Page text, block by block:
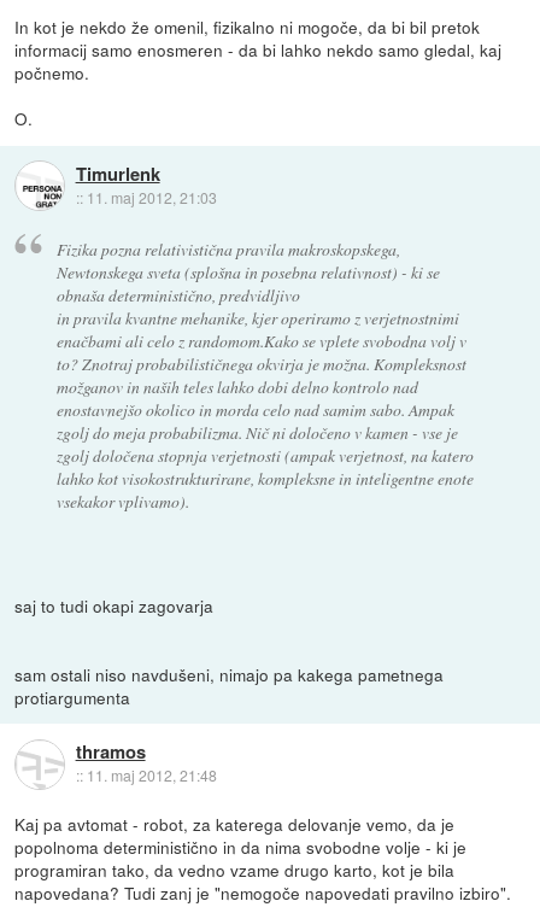
In kot je nekdo že omenil, fizikalno ni mogoče, da bi bil pretok
informacij samo enosmeren - da bi lahko nekdo samo gledal, kaj
počnemo.
O.
Timurlenk
:: 11. maj 2012, 21:03
Fizika pozna relativistična pravila makroskopskega,
Newtonskega sveta (splošna in posebna relativnost) - ki se
obnaša deterministično, predvidljivo
in pravila kvantne mehanike, kjer operiramo z verjetnostnimi
enačbami ali celo z randomom.Kako se vplete svobodna volj v
to? Znotraj probabilističnega okvirja je možna. Kompleksnost
možganov in naših teles lahko dobi delno kontrolo nad
enostavnejšo okolico in morda celo nad samim sabo. Ampak
zgolj do meja probabilizma. Nič ni določeno v kamen - vse je
zgolj določena stopnja verjetnosti (ampak verjetnost, na katero
lahko kot visokostrukturirane, kompleksne in inteligentne enote
vsekakor vplivamo).
saj to tudi okapi zagovarja
sam ostali niso navdušeni, nimajo pa kakega pametnega
protiargumenta
thramos
:: 11. maj 2012, 21:48
Kaj pa avtomat - robot, za katerega delovanje vemo, da je
popolnoma deterministično in da nima svobodne volje - ki je
programiran tako, da vedno vzame drugo karto, kot je bila
napovedana? Tudi zanj je "nemogoče napovedati pravilno izbiro".